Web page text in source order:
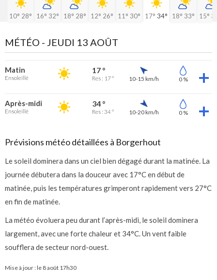
10° 28° 16° 32° 18° 28° 12° 26° 11° 30° 17° 34° 18° 33° 15°
MÉTÉO - JEUDI 13 AOÛT
Matin
Ensoleillé
17 °
Res : 17 ° 10-15 km/h 0 %
Après-midi
Ensoleillé
34 °
Res : 34 ° 10-20 km/h 0 %
Prévisions météo détaillées à Borgerhout
Le soleil dominera dans un ciel bien dégagé durant la matinée. La
journée débutera dans la douceur avec 17°C en début de
matinée, puis les températures grimperont rapidement vers 27°C
en fin de matinée.
La météo évoluera peu durant l’après-midi, le soleil dominera
largement, avec une forte chaleur et 34°C. Un vent faible
soufflera de secteur nord-ouest.
Mise à jour : le 8 août 17h30